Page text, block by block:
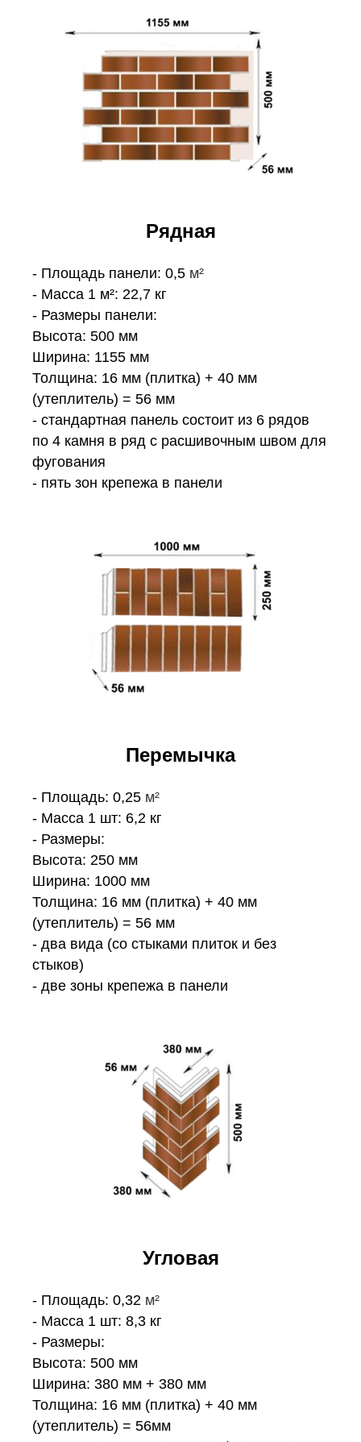
Рядная
- Площадь панели: 0,5 м²
- Масса 1 м²: 22,7 кг
- Размеры панели:
Высота: 500 мм
Ширина: 1155 мм
Толщина: 16 мм (плитка) + 40 мм
(утеплитель) = 56 мм
- стандартная панель состоит из 6 рядов
по 4 камня в ряд с расшивочным швом для
фугования
- пять зон крепежа в панели
Перемычка
- Площадь: 0,25 м²
- Масса 1 шт: 6,2 кг
- Размеры:
Высота: 250 мм
Ширина: 1000 мм
Толщина: 16 мм (плитка) + 40 мм
(утеплитель) = 56 мм
- два вида (со стыками плиток и без
стыков)
- две зоны крепежа в панели
Угловая
- Площадь: 0,32 м²
- Масса 1 шт: 8,3 кг
- Размеры:
Высота: 500 мм
Ширина: 380 мм + 380 мм
Толщина: 16 мм (плитка) + 40 мм
(утеплитель) = 56мм